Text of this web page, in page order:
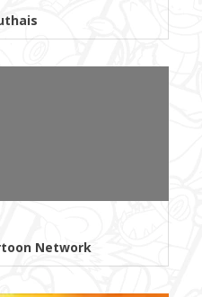
Network